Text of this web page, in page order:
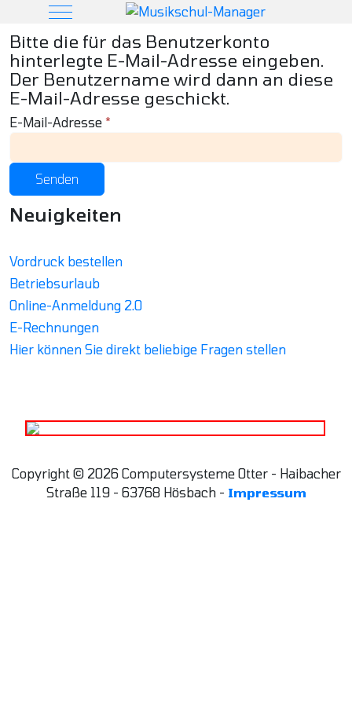
Mobile Menu Toggle
Bitte die für das Benutzerkonto
hinterlegte E-Mail-Adresse eingeben.
Der Benutzername wird dann an diese
E-Mail-Adresse geschickt.
E-Mail-Adresse *
Senden
Neuigkeiten
Vordruck bestellen
Betriebsurlaub
Online-Anmeldung 2.0
E-Rechnungen
Hier können Sie direkt beliebige Fragen stellen
Copyright © 2026 Computersysteme Otter - Haibacher
Straße 119 - 63768 Hösbach - Impressum